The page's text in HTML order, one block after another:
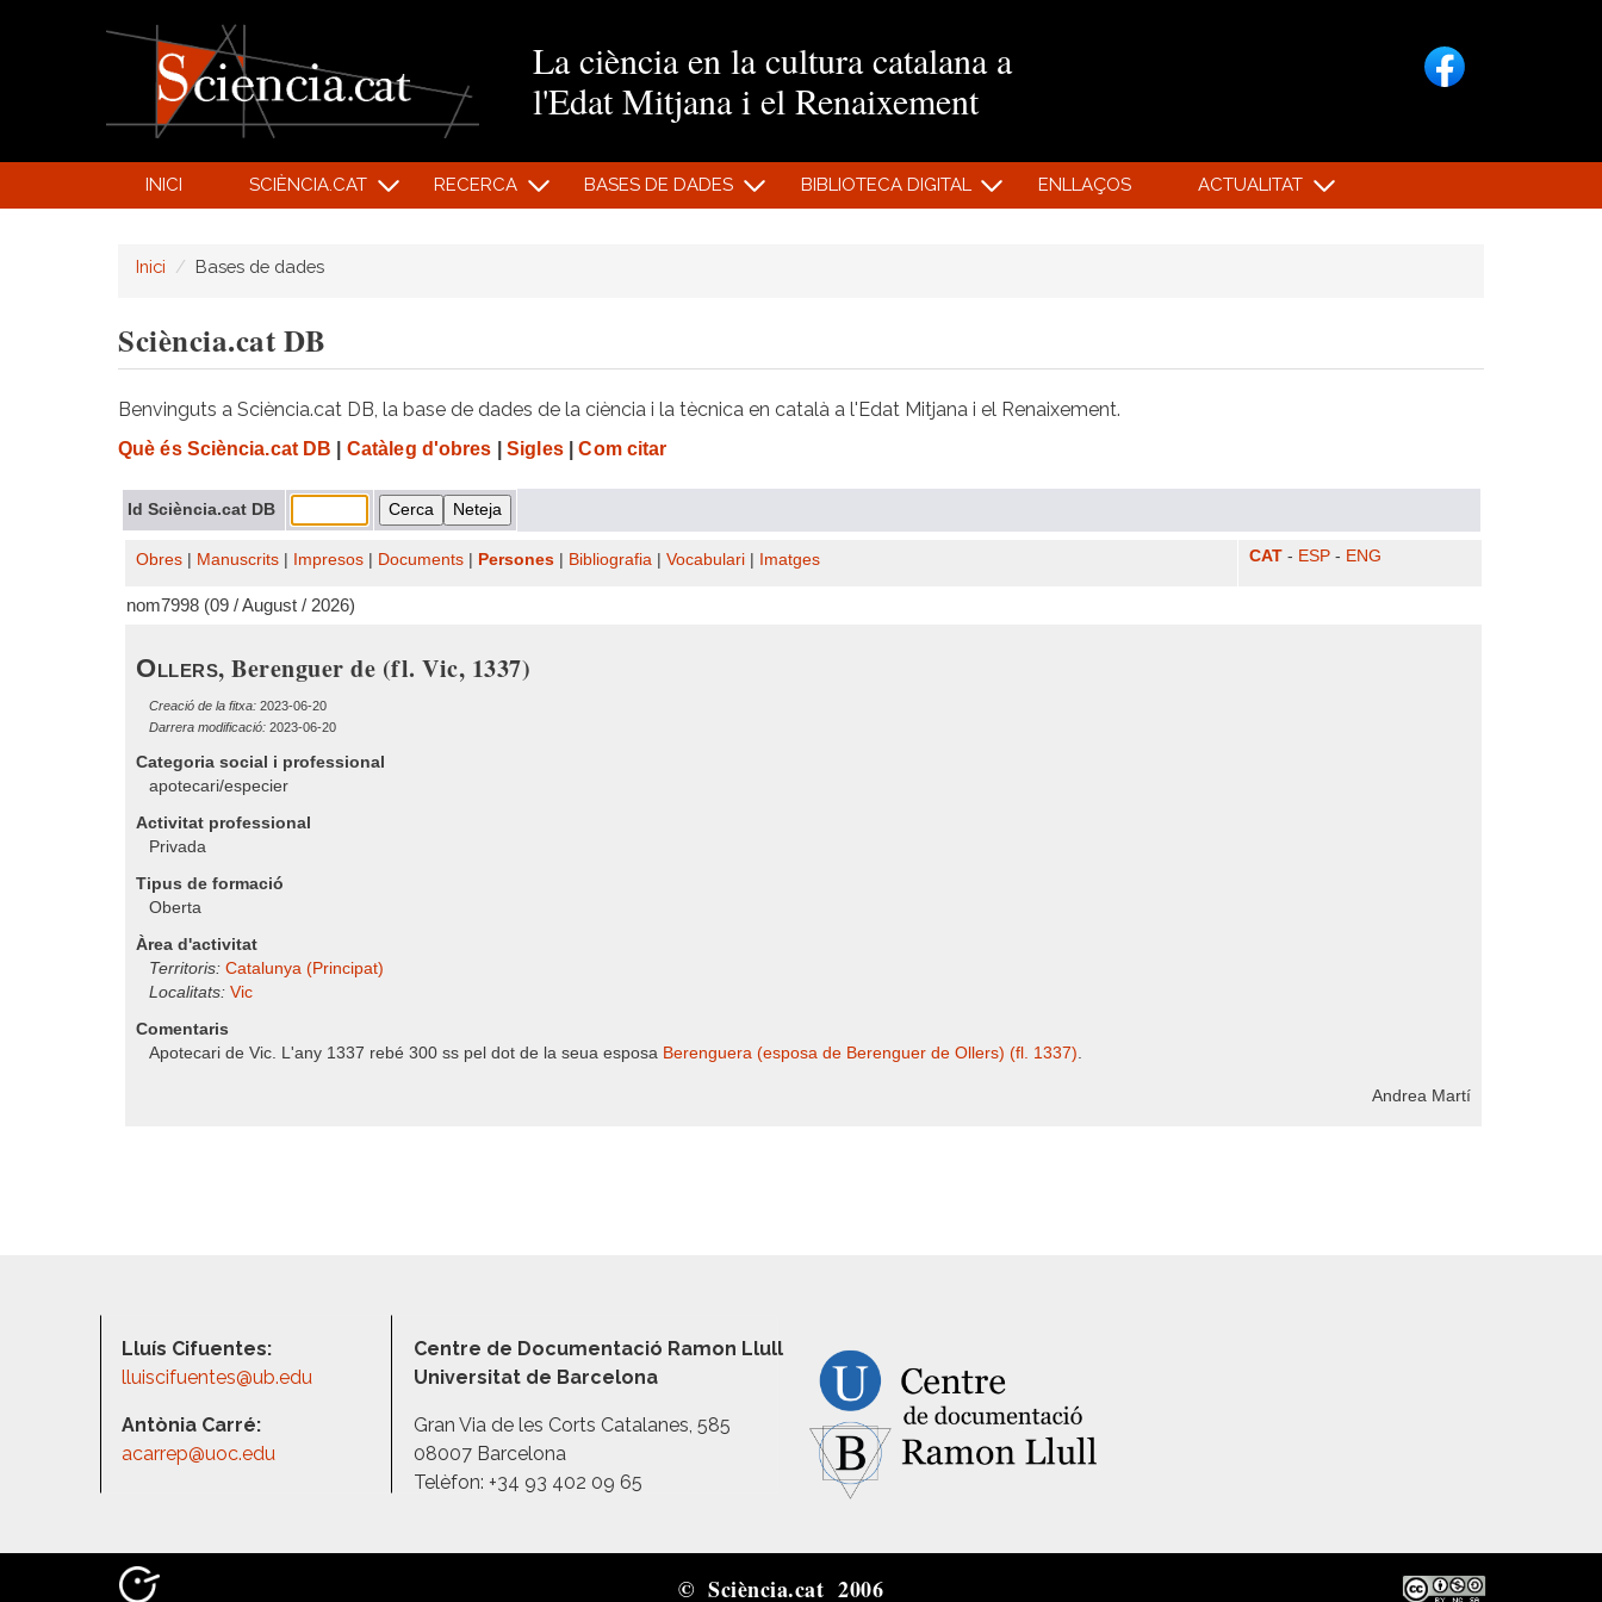
La ciència en la cultura catalana a
l'Edat Mitjana i el Renaixement
INICI SCIÈNCIA.CAT RECERCA BASES DE DADES BIBLIOTECA DIGITAL ENLLAÇOS ACTUALITAT
Inici Bases de dades
Sciència.cat DB
Benvinguts a Sciència.cat DB, la base de dades de la ciència i la tècnica en català a l'Edat Mitjana i el Renaixement.
Què és Sciència.cat DB Catàleg d'obres Sigles| Com citar
Id Sciència.cat DB
Obres Manuscrits Impresos Documents Persones Bibliografia Vocabulari Imatges CAT - ESP - ENG
nom7998 (09 / August / 2026)
Ollers, Berenguer de (fl. Vic, 1337)
Creació de la fitxa: 2023-06-20
Darrera modificació: 2023-06-20
Categoria social i professional
apotecari/especier
Activitat professional
Privada
Tipus de formació
Oberta
Àrea d'activitat
Territoris: Catalunya (Principat)
Localitats: Vic
Comentaris
Apotecari de Vic. L'any 1337 rebé 300 ss pel dot de la seua esposa Berenguera (esposa de Berenguer de Ollers) (fl. 1337).
Andrea Martí
Lluís Cifuentes:
lluiscifuentes@ub.edu
Antònia Carré:
acarrep@uoc.edu
Centre de Documentació Ramon Llull
Universitat de Barcelona
Gran Via de les Corts Catalanes, 585
08007 Barcelona
Telèfon: +34 93 402 09 65
© Sciència.cat 2006